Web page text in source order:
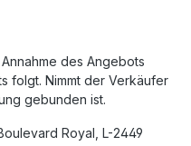
des Angebots
folgt. Nimmt der Verkäufer
gebunden ist.
Royal, L-2449